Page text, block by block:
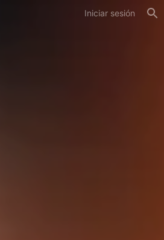
Iniciar sesión